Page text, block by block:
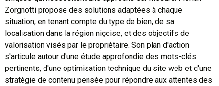
Zorgnotti propose des solutions adaptées à chaque
situation, en tenant compte du type de bien, de sa
localisation dans la région niçoise, et des objectifs de
valorisation visés par le propriétaire. Son plan d'action
s'articule autour d'une étude approfondie des mots-clés
pertinents, d'une optimisation technique du site web et d'une
stratégie de contenu pensée pour répondre aux attentes des